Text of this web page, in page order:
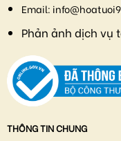
Email:
Phản ảnh dịch vụ
THÔNG TIN CHUNG